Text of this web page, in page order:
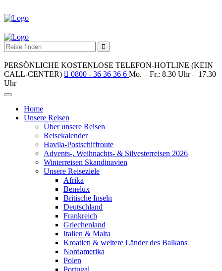
PERSÖNLICHE KOSTENLOSE TELEFON-HOTLINE (KEIN
CALL-CENTER)
0800 - 36 36 36 6 Mo. – Fr.: 8.30 Uhr – 17.30
Uhr
Home
Unsere Reisen
Über unsere Reisen
Reisekalender
Havila-Postschiffroute
Advents-, Weihnachts- & Silvesterreisen 2026
Winterreisen Skandinavien
Unsere Reiseziele
Afrika
Benelux
Britische Inseln
Deutschland
Frankreich
Griechenland
Italien & Malta
Kroatien & weitere Länder des Balkans
Nordamerika
Polen
Portugal